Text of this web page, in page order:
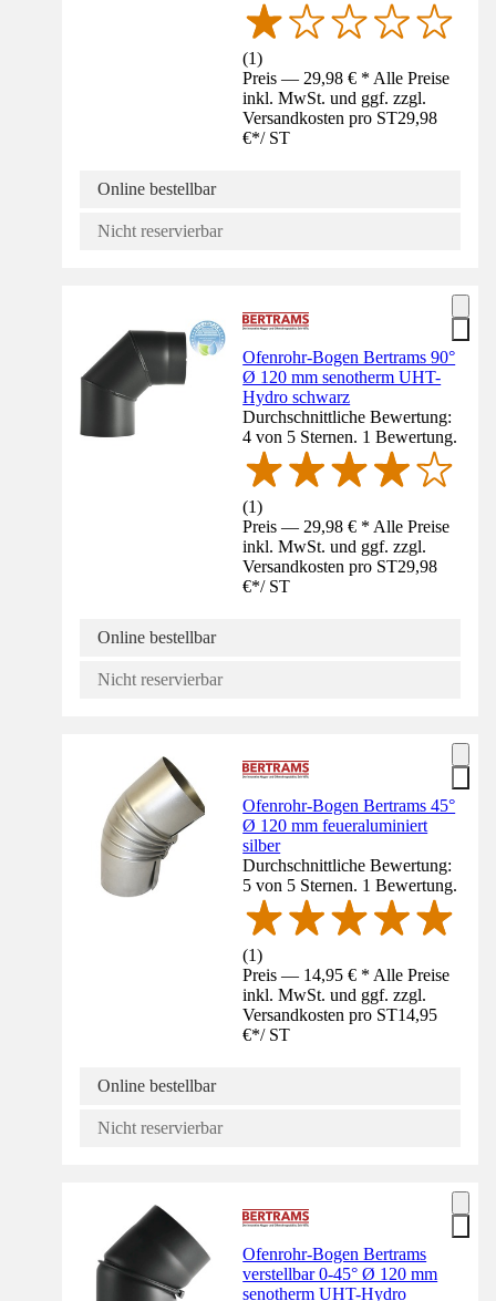
(1)
Preis — 29,98 € * Alle Preise
inkl. MwSt. und ggf. zzgl.
Versandkosten pro ST29,98
€*/ ST
Online bestellbar
Nicht reservierbar
Ofenrohr-Bogen Bertrams 90°
Ø 120 mm senotherm UHT-
Hydro schwarz
Durchschnittliche Bewertung:
4 von 5 Sternen. 1 Bewertung.
(1)
Preis — 29,98 € * Alle Preise
inkl. MwSt. und ggf. zzgl.
Versandkosten pro ST29,98
€*/ ST
Online bestellbar
Nicht reservierbar
Ofenrohr-Bogen Bertrams 45°
Ø 120 mm feueraluminiert
silber
Durchschnittliche Bewertung:
5 von 5 Sternen. 1 Bewertung.
(1)
Preis — 14,95 € * Alle Preise
inkl. MwSt. und ggf. zzgl.
Versandkosten pro ST14,95
€*/ ST
Online bestellbar
Nicht reservierbar
Ofenrohr-Bogen Bertrams
verstellbar 0-45° Ø 120 mm
senotherm UHT-Hydro